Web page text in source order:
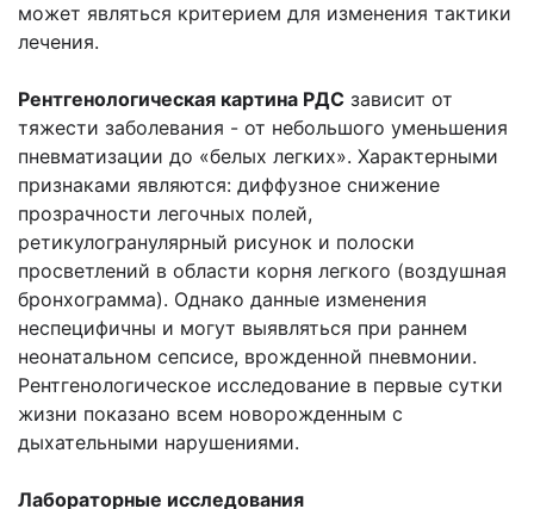
может являться критерием для изменения тактики
лечения.
Рентгенологическая картина РДС зависит от
тяжести заболевания - от небольшого уменьшения
пневматизации до «белых легких». Характерными
признаками являются: диффузное снижение
прозрачности легочных полей,
ретикулогранулярный рисунок и полоски
просветлений в области корня легкого (воздушная
бронхограмма). Однако данные изменения
неспецифичны и могут выявляться при раннем
неонатальном сепсисе, врожденной пневмонии.
Рентгенологическое исследование в первые сутки
жизни показано всем новорожденным с
дыхательными нарушениями.
Лабораторные исследования